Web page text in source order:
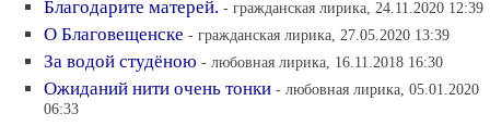
Благодарите матерей. - гражданская лирика, 24.11.2020 12:39
О Благовещенске - гражданская лирика, 27.05.2020 13:39
За водой студёною - любовная лирика, 16.11.2018 16:30
Ожиданий нити очень тонки - любовная лирика, 05.01.2020
06:33